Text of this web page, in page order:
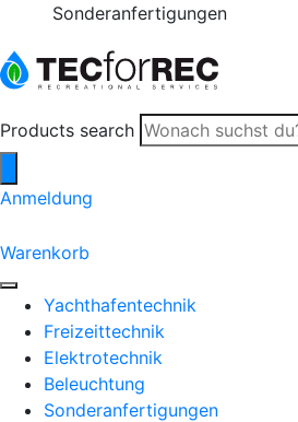
Sonderanfertigungen
Products search
Anmeldung
Warenkorb
Yachthafentechnik
Freizeittechnik
Elektrotechnik
Beleuchtung
Sonderanfertigungen